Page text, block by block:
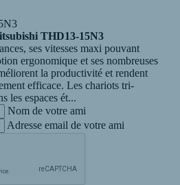
THD13-15N3
ses vitesses maxi pouvant
ergonomique et ses nombreuses
la productivité et rendent
efficace. Les chariots tri-
les espaces ét...
Nom de votre ami
Adresse email de votre ami